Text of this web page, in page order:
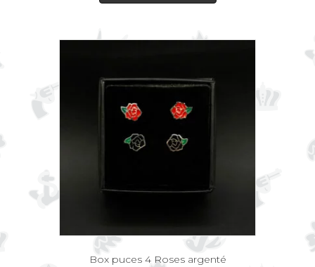
Box puces 4 Roses argenté